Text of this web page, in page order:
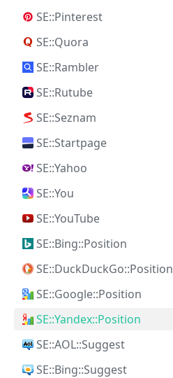
SE::Pinterest
SE::Quora
SE::Rambler
SE::Rutube
SE::Seznam
SE::Startpage
SE::Yahoo
SE::You
SE::YouTube
SE::Bing::Position
SE::DuckDuckGo::Position
SE::Google::Position
SE::Yandex::Position
SE::AOL::Suggest
SE::Bing::Suggest